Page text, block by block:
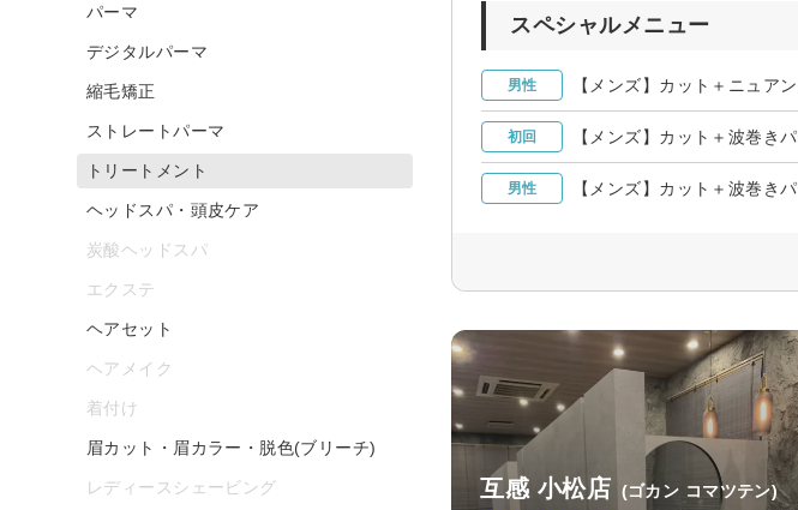
スペシャルメニュー
男性 【メンズ】カット＋ニュ
初回 【メンズ】カット＋波巻
男性 【メンズ】カット＋波巻
互感 小松店 (ゴカン コマツテン)
パーマ
デジタルパーマ
縮毛矯正
ストレートパーマ
トリートメント
ヘッドスパ・頭皮ケア
炭酸ヘッドスパ
エクステ
ヘアセット
ヘアメイク
着付け
眉カット・眉カラー・脱色(ブリーチ)
レディースシェービング